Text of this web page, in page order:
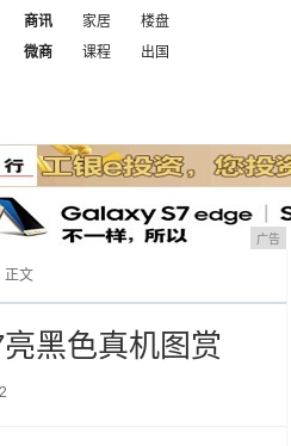
商讯 家居
楼盘
微商
课程
出国
广告
正文
黑色真机图赏